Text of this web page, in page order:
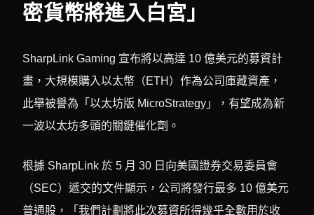
密貨幣將進入白宮」
SharpLink Gaming 宣布將以高達 10 億美元的募資計
畫，大規模購入以太幣（ETH）作為公司庫藏資產，
此舉被譽為「以太坊版 MicroStrategy」，有望成為新
一波以太坊多頭的關鍵催化劑。
根據 SharpLink 於 5 月 30 日向美國證券交易委員會
（SEC）遞交的文件顯示，公司將發行最多 10 億美元
普通股，「我們計劃將此次募資所得幾乎全數用於收